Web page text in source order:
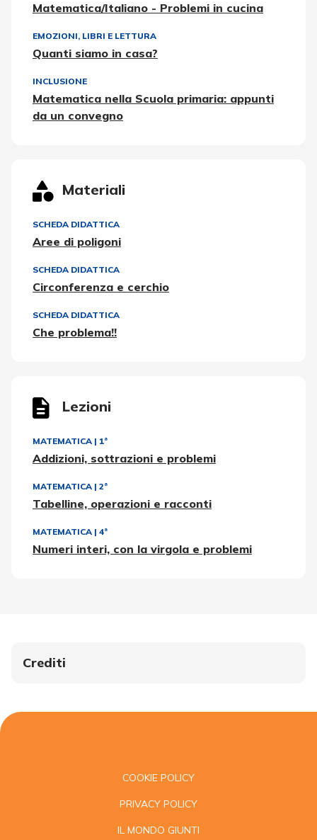
Matematica/Italiano - Problemi in cucina
EMOZIONI, LIBRI E LETTURA
Quanti siamo in casa?
INCLUSIONE
Matematica nella Scuola primaria: appunti
da un convegno
Materiali
SCHEDA DIDATTICA
Aree di poligoni
SCHEDA DIDATTICA
Circonferenza e cerchio
SCHEDA DIDATTICA
Che problema!!
Lezioni
MATEMATICA | 1ª
Addizioni, sottrazioni e problemi
MATEMATICA | 2ª
Tabelline, operazioni e racconti
MATEMATICA | 4ª
Numeri interi, con la virgola e problemi
Crediti
COOKIE POLICY
PRIVACY POLICY
IL MONDO GIUNTI